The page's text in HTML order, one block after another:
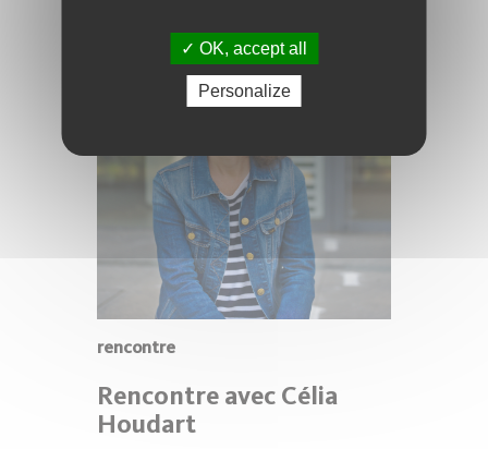
rencontre
Rencontre avec Célia
Houdart
OK, accept all
Personalize